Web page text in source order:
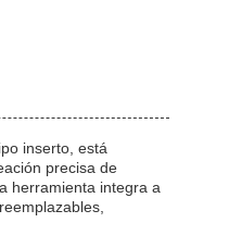
inserto, está
precisa de
herramienta integra a